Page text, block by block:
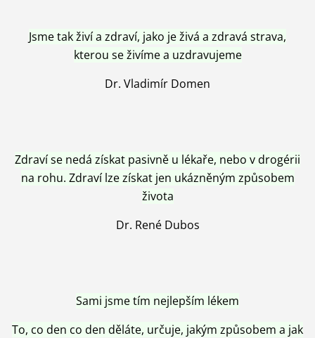
Jsme tak živí a zdraví, jako je živá a zdravá strava,
kterou se živíme a uzdravujeme
Dr. Vladimír Domen
Zdraví se nedá získat pasivně u lékaře, nebo v drogérii
na rohu. Zdraví lze získat jen ukázněným způsobem
života
Dr. René Dubos
Sami jsme tím nejlepším lékem
To, co den co den děláte, určuje, jakým způsobem a jak